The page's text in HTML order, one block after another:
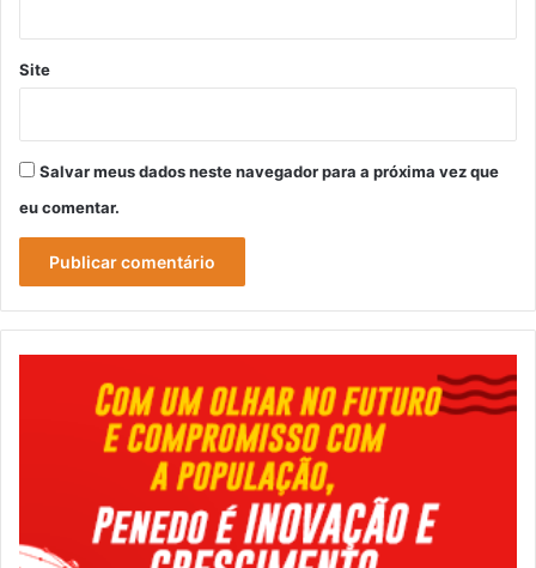
Site
Salvar meus dados neste navegador para a próxima vez que
eu comentar.